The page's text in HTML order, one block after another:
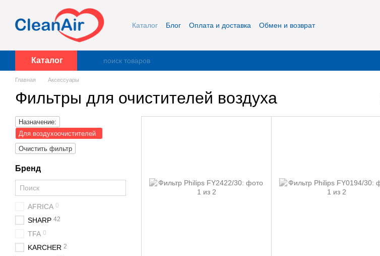
Перейти к основному контенту
Каталог Блог Оплата и доставка
Обмен и возврат
Каталог
Главная Аксессуары
Фильтры для очистителей воздуха
Назначение:
Для воздухоочистителей
Очистить фильтр
Бренд
AFRICA 0
SHARP 42
TFA 0
KARCHER 2